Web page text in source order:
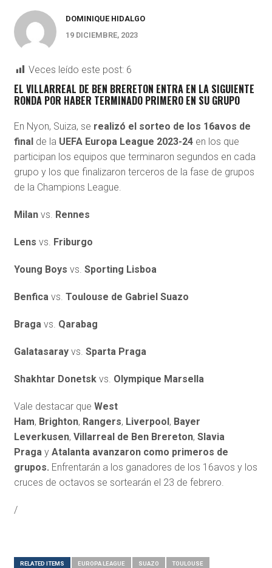
DOMINIQUE HIDALGO
19 DICIEMBRE, 2023
Veces leído este post: 6
EL VILLARREAL DE BEN BRERETON ENTRA EN LA SIGUIENTE
RONDA POR HABER TERMINADO PRIMERO EN SU GRUPO
En Nyon, Suiza, se realizó el sorteo de los 16avos de
final de la UEFA Europa League 2023-24 en los que
participan los equipos que terminaron segundos en cada
grupo y los que finalizaron terceros de la fase de grupos
de la Champions League.
Milanvs. Rennes
Lens vs. Friburgo
Young Boys vs. Sporting Lisboa
Benficavs. Toulouse de Gabriel Suazo
Bragavs. Qarabag
Galatasarayvs. Sparta Praga
Shakhtar Donetskvs. Olympique Marsella
Vale destacar que West
Ham, Brighton, Rangers, Liverpool , Bayer
Leverkusen, Villarreal de Ben Brereton, Slavia
Praga y Atalanta avanzaron como primeros de
grupos. Enfrentarán a los ganadores de los 16avos y los
cruces de octavos se sortearán el 23 de febrero.
/
RELATED ITEMS EUROPA LEAGUE SUAZO TOULOUSE